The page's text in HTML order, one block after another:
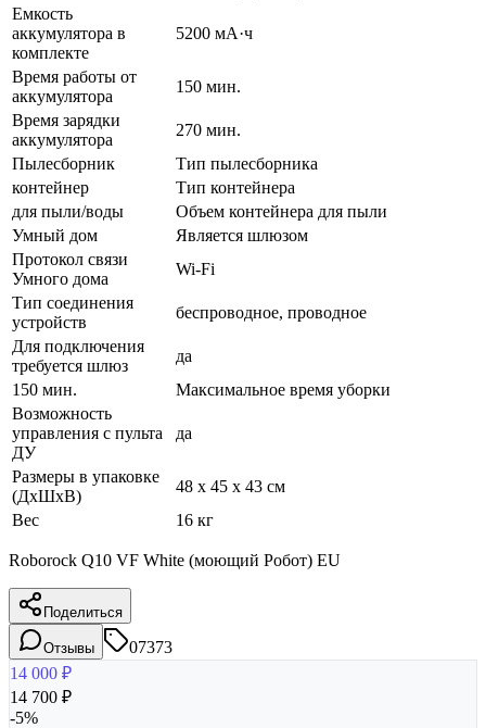
Емкость
аккумулятора в
комплекте
5200 мА·ч
Время работы от
аккумулятора
150 мин.
Время зарядки
аккумулятора
270 мин.
Пылесборник
Тип пылесборника
контейнер
Тип контейнера
для пыли/воды
Объем контейнера для пыли
Умный дом
Является шлюзом
Протокол связи
Умного дома
Wi-Fi
Тип соединения
устройств
беспроводное, проводное
Для подключения
требуется шлюз
да
150 мин.
Максимальное время уборки
Возможность
управления с пульта
ДУ
да
Размеры в упаковке
(ДхШхВ)
48 x 45 x 43 см
Вес
16 кг
Roborock Q10 VF White (моющий Робот) EU
Поделиться
Отзывы
07373
14 000 ₽
14 700 ₽
-5%